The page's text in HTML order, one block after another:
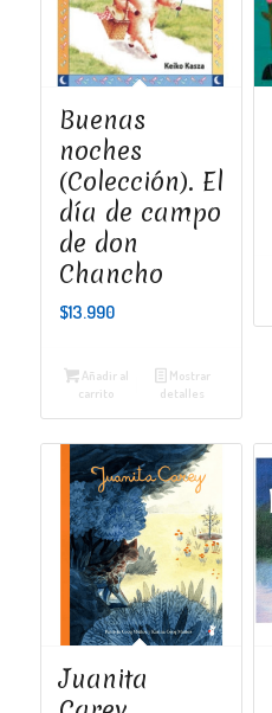
Buenas
noches
(Colección). El
día de campo
de don
Chancho
$13.990
Añadir al
carrito
Mostrar
detalles
Juanita